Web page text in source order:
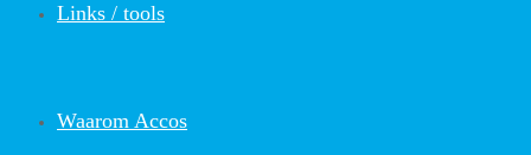
Links / tools
Waarom Accos